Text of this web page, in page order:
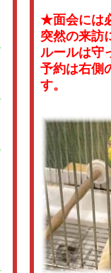
★面会には
突然の来訪
ルールは守
予約は右側
す。